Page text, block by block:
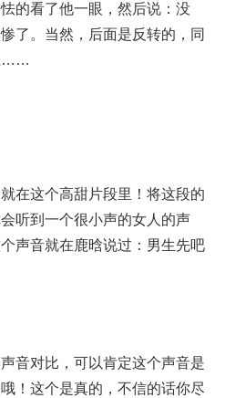
的看了他一眼，然后说：没
了。当然，后面是反转的，同
……
在这个高甜片段里！将这段的
听到一个很小声的女人的声
声音就在鹿晗说过：男生先吧
音对比，可以肯定这个声音是
！这个是真的，不信的话你尽